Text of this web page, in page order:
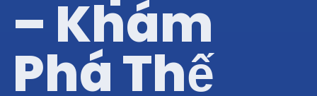
– Khám
Phá Thế